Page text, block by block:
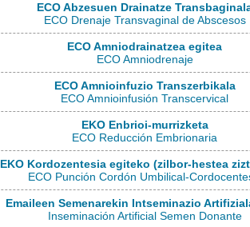
ECO Abzesuen Drainatze
ECO Drenaje Transvaginal de Abscesos
ECO Amniodrainatzea egitea
ECO Amniodrenaje
ECO Amnioinfuzio Transzerbikala
ECO Amnioinfusión Transcervical
EKO Enbrioi-murrizketa
ECO Reducción Embrionaria
EKO Kordozentesia egiteko (zilbor-hestea
ECO Punción Cordón Umbilical-
Emaileen Semenarekin Intseminazio
Inseminación Artificial Semen Donante